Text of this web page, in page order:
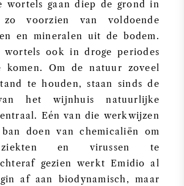
wortels gaan diep de grond in
voorzien van voldoende
en mineralen uit de bodem.
wortels ook in droge periodes
komen. Om de natuur zoveel
te houden, staan sinds de
het wijnhuis natuurlijke
Eén van die werkwijzen
doen van chemicaliën om
ziekten en virussen te
gezien werkt Emidio al
af aan biodynamisch, maar